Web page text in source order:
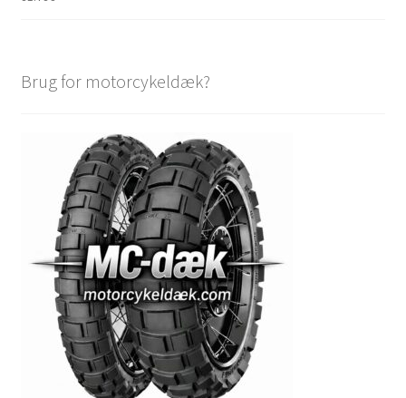
Brug for motorcykeldæk?